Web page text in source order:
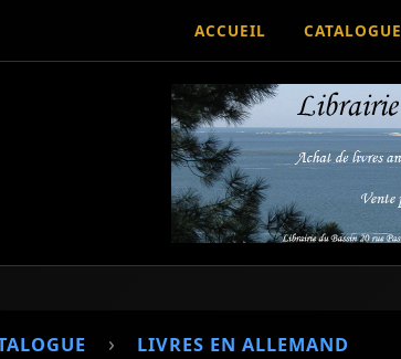
ACCUEIL CATALOGUE
› LIVRES EN ALLEMAND